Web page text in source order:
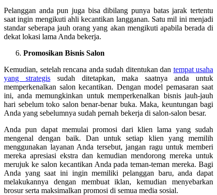
Pelanggan anda pun juga bisa dibilang punya batas jarak tertentu
saat ingin mengikuti ahli kecantikan langganan. Satu mil ini menjadi
standar seberapa jauh orang yang akan mengikuti apabila berada di
dekat lokasi lama Anda bekerja.
Promosikan Bisnis Salon
Kemudian, setelah rencana anda sudah ditentukan dan tempat usaha
yang strategissudah ditetapkan, maka saatnya anda untuk
memperkenalkan salon kecantikan. Dengan model pemasaran saat
ini, anda memungkinkan untuk memperkenalkan bisnis jauh-jauh
hari sebelum toko salon benar-benar buka. Maka, keuntungan bagi
Anda yang sebelumnya sudah pernah bekerja di salon-salon besar.
Anda pun dapat memulai promosi dari klien lama yang sudah
mengenal dengan baik. Dan untuk setiap klien yang memilih
menggunakan layanan Anda tersebut, jangan ragu untuk memberi
mereka apresiasi ekstra dan kemudian mendorong mereka untuk
merujuk ke salon kecantikan Anda pada teman-teman mereka. Bagi
Anda yang saat ini ingin memiliki pelanggan baru, anda dapat
melakukannya dengan membuat iklan, kemudian menyebarkan
brosur serta maksimalkan promosi di semua media sosial.